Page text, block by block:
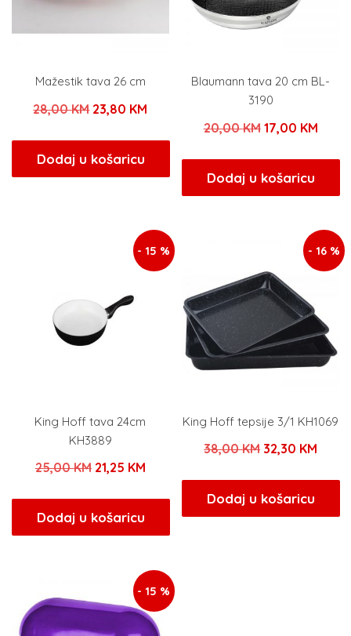
Mažestik tava 26 cm
28,00KM Izvorna
bila
je:
23,80 KM
23,80 KM.
Dodaj u košaricu
Blaumann tava 20 cm BL-
3190
20,00KM Izvorna
bila
je:
17,00 KM
Dodaj u košaricu
- 15 %
King Hoff tava 24cm
KH3889
25,00KM Izvorna
bila
je:
21,25 KMTrenutna
21,25 KM.
Dodaj u košaricu
- 16 %
King Hoff tepsije 3/1 KH1069
38,00KM Izvorna
bila
je:
32,30 KM
Dodaj u košaricu
- 15 %